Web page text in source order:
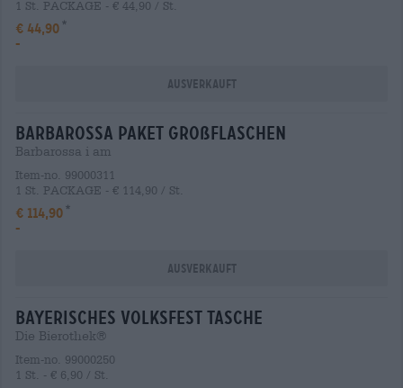
1 St. PACKAGE - € 44,90 / St.
€ 44,90
-
Ausverkauft
barbarossa Paket großflaschen
Barbarossa i am
Item-no. 99000311
1 St. PACKAGE - € 114,90 / St.
€ 114,90
-
Ausverkauft
bayerisches volksfest tasche
Die Bierothek®
Item-no. 99000250
1 St. - € 6,90 / St.